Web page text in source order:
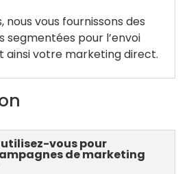
nous vous fournissons des
segmentées pour l’envoi
ainsi votre marketing direct.
vous pour
de marketing